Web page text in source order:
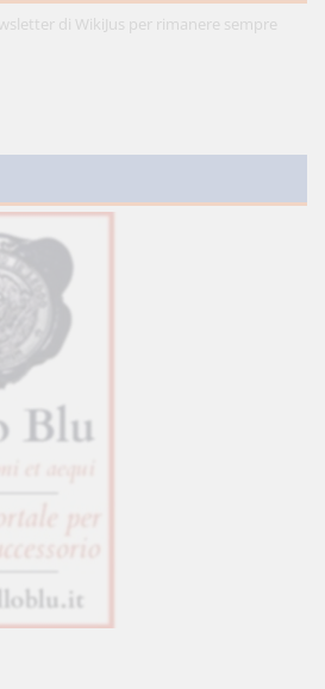
di WikiJus per rimanere sempre